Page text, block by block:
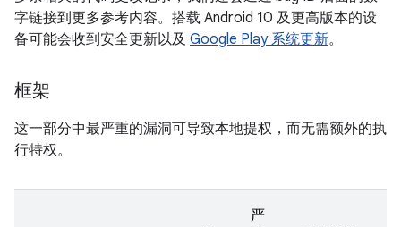
字链接到更多参考内容。搭载 Android 10 及更高版本的设
备可能会收到安全更新以及 Google Play 系统更新。
框架
这一部分中最严重的漏洞可导致本地提权，而无需额外的执
行特权。
严